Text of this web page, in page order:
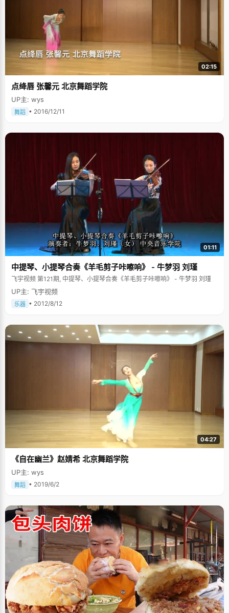
02:15
点绛唇 张馨元 北京舞蹈学院
UP主: wys
舞蹈 • 2016/12/11
01:11
中提琴、小提琴合奏《羊毛剪子咔嚓响》 - 牛梦羽 刘瑾
飞宇视频 第121期, 中提琴、小提琴合奏《羊毛剪子咔嚓响》 - 牛梦羽 刘瑾
UP主: 飞宇视频
乐器 • 2012/8/12
04:27
《自在幽兰》赵婧希 北京舞蹈学院
UP主: wys
舞蹈 • 2019/6/2